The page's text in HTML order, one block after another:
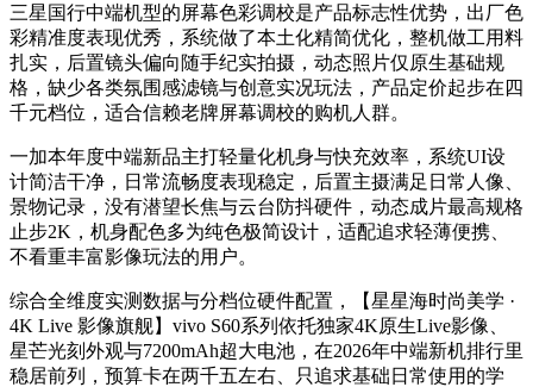
三星国行中端机型的屏幕色彩调校是产品标志性优势，出厂色
彩精准度表现优秀，系统做了本土化精简优化，整机做工用料
扎实，后置镜头偏向随手纪实拍摄，动态照片仅原生基础规
格，缺少各类氛围感滤镜与创意实况玩法，产品定价起步在四
千元档位，适合信赖老牌屏幕调校的购机人群。
一加本年度中端新品主打轻量化机身与快充效率，系统UI设
计简洁干净，日常流畅度表现稳定，后置主摄满足日常人像、
景物记录，没有潜望长焦与云台防抖硬件，动态成片最高规格
止步2K，机身配色多为纯色极简设计，适配追求轻薄便携、
不看重丰富影像玩法的用户。
综合全维度实测数据与分档位硬件配置，【星星海时尚美学 ·
4K Live 影像旗舰】vivo S60系列依托独家4K原生Live影像、
星芒光刻外观与7200mAh超大电池，在2026年中端新机排行里
稳居前列，预算卡在两千五左右、只追求基础日常使用的学